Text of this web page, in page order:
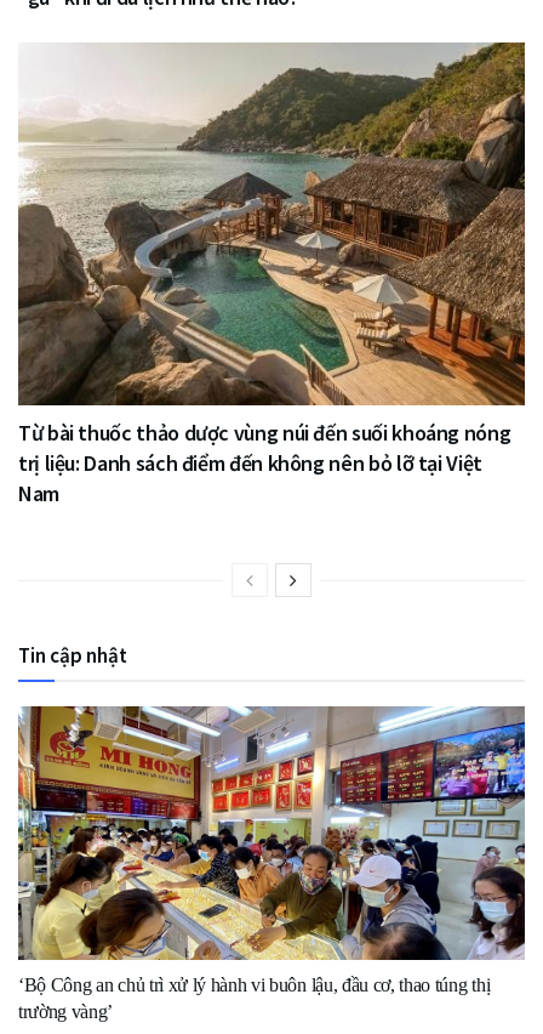
Từ bài thuốc thảo dược vùng núi đến suối khoáng nóng
trị liệu: Danh sách điểm đến không nên bỏ lỡ tại Việt
Nam
Tin cập nhật
‘Bộ Công an chủ trì xử lý hành vi buôn lậu, đầu cơ, thao túng thị
trường vàng’